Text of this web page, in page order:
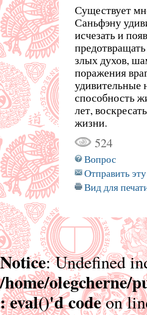
Существует
Саньфэну
исчезать и
злых духов,
поражения
удивительные
способность
лет,
жизни.
524
Вопрос
Отправить
Вид для
Notice: Undefined
/home/olegcherne/
: eval()'d codeon